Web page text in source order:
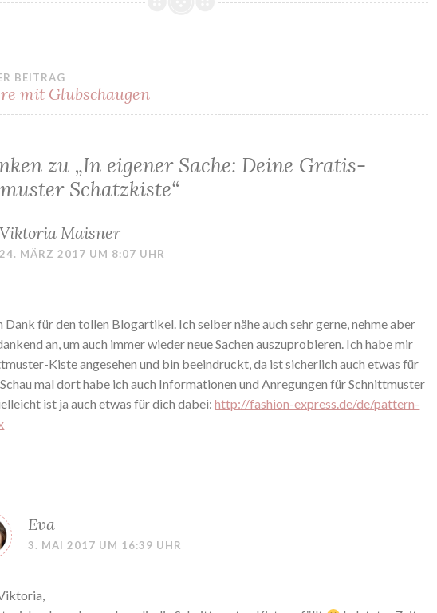
BEITRAG
mit Glubschaugen
zu „In eigener Sache: Deine Gratis-
Schatzkiste“
Viktoria Maisner
24. MÄRZ 2017 UM 8:07 UHR
Dank für den tollen Blogartikel. Ich selber nähe auch sehr gerne, nehme aber
an, um auch immer wieder neue Sachen auszuprobieren. Ich habe mir
Kiste angesehen und bin beeindruckt, da ist sicherlich auch etwas für
mal dort habe ich auch Informationen und Anregungen für Schnittmuster
ist ja auch etwas für dich dabei:http://fashion-express.de/de/pattern-
Eva
3. MAI 2017 UM 16:39 UHR